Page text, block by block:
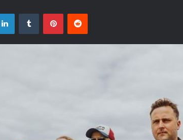
LinkedInTumblr PinterestReddit